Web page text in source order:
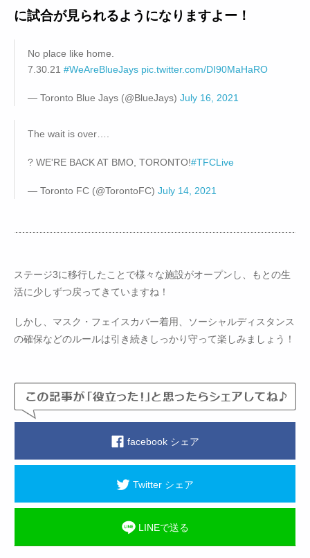
に試合が見られるようになりますよー！
No place like home.
7.30.21 #WeAreBlueJays pic.twitter.com/DI90MaHaRO
— Toronto Blue Jays (@BlueJays) July 16, 2021
The wait is over….
? WE'RE BACK AT BMO, TORONTO!#TFCLive
— Toronto FC (@TorontoFC) July 14, 2021
ステージ3に移行したことで様々な施設がオープンし、もとの生
活に少しずつ戻ってきていますね！
しかし、マスク・フェイスカバー着用、ソーシャルディスタンス
の確保などのルールは引き続きしっかり守って楽しみましょう！
facebook シェア
Twitter シェア
LINEで送る